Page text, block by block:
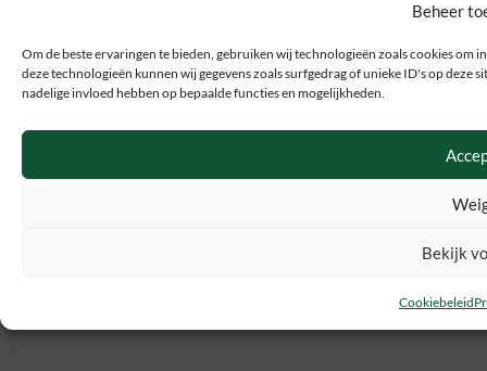
Beheer
Om de beste ervaringen te bieden, gebruiken wij technologieën zoals cookies om
deze technologieën kunnen wij gegevens zoals surfgedrag of unieke ID's op deze
nadelige invloed hebben op bepaalde functies en mogelijkheden.
Bekijk
Cookiebeleid